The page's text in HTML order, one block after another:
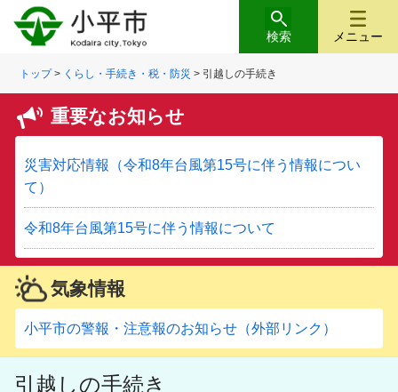
メニュー
検索
トップ> くらし・手続き・税・防災 > 引越しの手続き
重要なお知らせ
災害対応情報（令和8年台風第15号に伴う情報につい
て）
令和8年台風第15号に伴う情報について
気象情報
小平市の警報・注意報のお知らせ（外部リンク）
引越しの手続き